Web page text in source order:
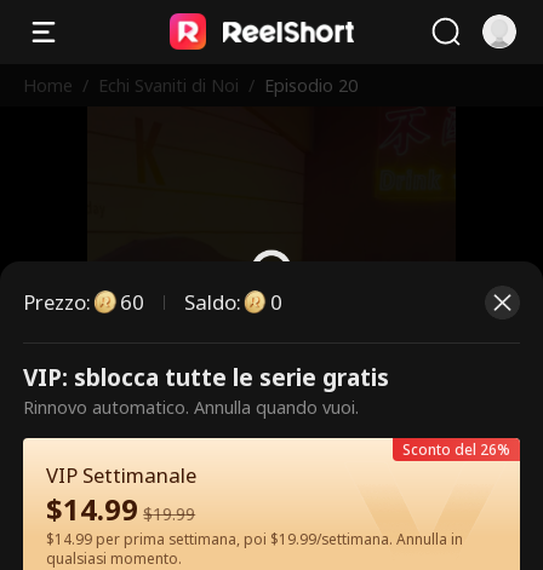
Home / Echi Svaniti di Noi / Episodio 20
Questi sono episodi a pagamento.
Sblocca per guardare.
Prezzo: 60 Saldo: 0
VIP: sblocca tutte le serie gratis
Rinnovo automatico. Annulla quando vuoi.
VIP Settimanale
$14.99 $19.99
$14.99 per prima settimana, poi $19.99/settimana. Annulla in
qualsiasi momento.
Sconto del 26%